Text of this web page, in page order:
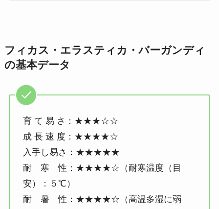
フィカス・エラスティカ・バーガンディ
の基本データ
育 て 易 さ：★★★☆☆
成 長 速 度：★★★★☆
入手し易さ：★★★★★
耐 寒 性：★★★★☆（耐寒温度（目
安）：５℃）
耐 暑 性：★★★★☆（高温多湿に弱